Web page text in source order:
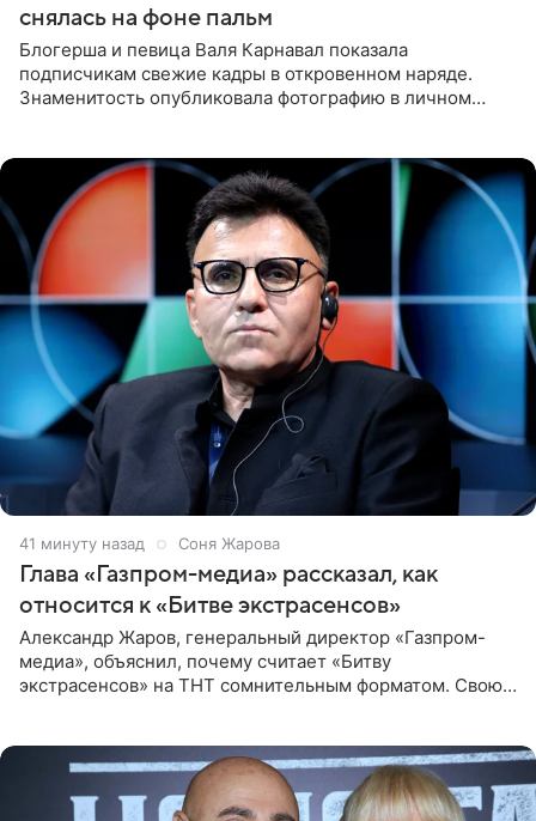
снялась на фоне пальм
Блогерша и певица Валя Карнавал показала
подписчикам свежие кадры в откровенном наряде.
Знаменитость опубликовала фотографию в личном
41 минуту назад Соня Жарова
Глава «Газпром-медиа» рассказал, как
относится к «Битве экстрасенсов»
Александр Жаров, генеральный директор «Газпром-
медиа», объяснил, почему считает «Битву
экстрасенсов» на ТНТ сомнительным форматом. Свою